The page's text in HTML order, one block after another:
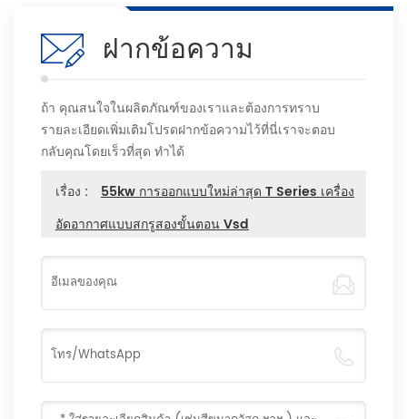
ฝากข้อความ
ถ้า คุณสนใจในผลิตภัณฑ์ของเราและต้องการทราบ
รายละเอียดเพิ่มเติมโปรดฝากข้อความไว้ที่นี่เราจะตอบ
กลับคุณโดยเร็วที่สุด ทำได้
เรื่อง :
55kw การออกแบบใหม่ล่าสุด T Series เครื่อง
อัดอากาศแบบสกรูสองขั้นตอน Vsd